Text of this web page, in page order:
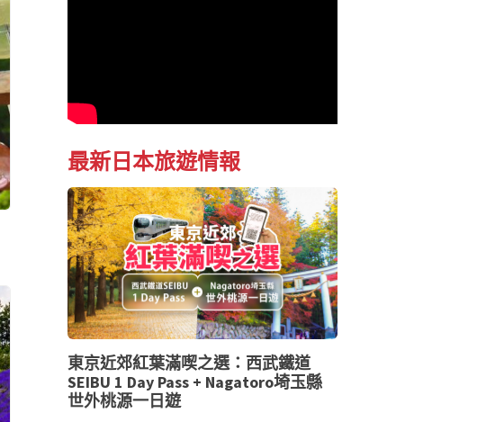
最新日本旅遊情報
東京近郊紅葉滿喫之選：西武鐵道
SEIBU 1 Day Pass + Nagatoro埼玉縣
世外桃源一日遊